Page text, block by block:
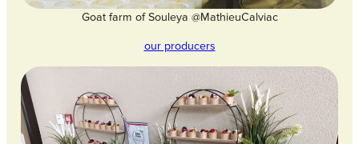
Goat farm of Souleya @MathieuCalviac
our producers